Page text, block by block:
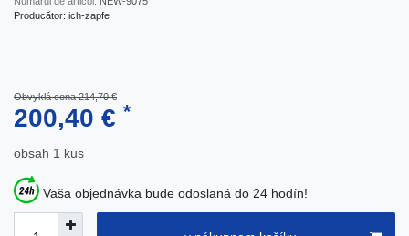
Producător: ich-zapfe
Obvyklá cena 214,70 €
200,40 € *
obsah 1 kus
Vaša objednávka bude odoslaná do 24 hodín!